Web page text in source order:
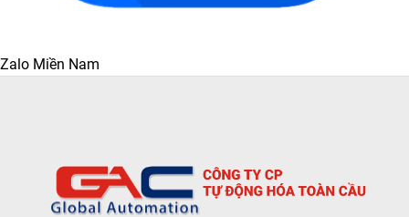
Zalo Miền Nam